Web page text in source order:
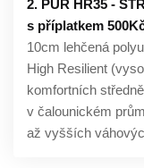
2. PUR HR35 -
s příplatkem
10cm lehčená
High Resilient
komfortních
v čalounickém
až vyšších